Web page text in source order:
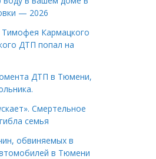
— 2026
Тимофея Кармацкого
ДТП попал на
ДТП в Тюмени,
Смертельное
семья
обвиняемых в
в Тюмени